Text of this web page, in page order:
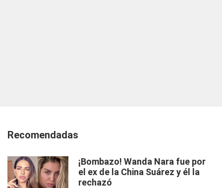
Recomendadas
¡Bombazo! Wanda Nara fue por
el ex de la China Suárez y él la
rechazó